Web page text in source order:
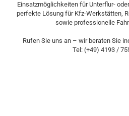
Einsatzmöglichkeiten für Unterflur-
perfekte Lösung für Kfz-Werkstätten,
sowie professionelle
Rufen Sie uns an – wir beraten Sie
Tel: (+49) 4193 /